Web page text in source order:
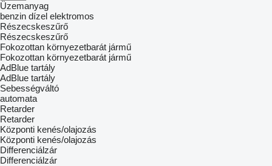
Üzemanyag
benzin dízel elektromos
Részecskeszűrő
Részecskeszűrő
Fokozottan környezetbarát jármű
Fokozottan környezetbarát jármű
AdBlue tartály
AdBlue tartály
Sebességváltó
automata
Retarder
Retarder
Központi kenés/olajozás
Központi kenés/olajozás
Differenciálzár
Differenciálzár